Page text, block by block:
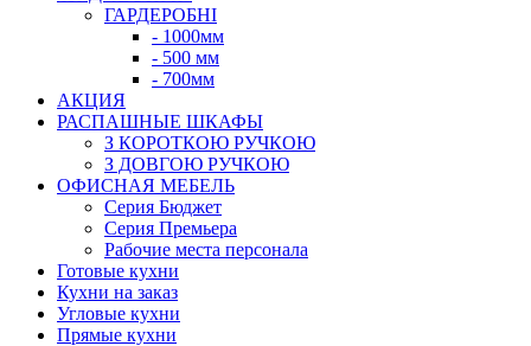
ГАРДЕРОБНІ
- 1000мм
- 500 мм
- 700мм
АКЦИЯ
РАСПАШНЫЕ ШКАФЫ
З КОРОТКОЮ РУЧКОЮ
З ДОВГОЮ РУЧКОЮ
ОФИСНАЯ МЕБЕЛЬ
Серия Бюджет
Серия Премьера
Рабочие места персонала
Готовые кухни
Кухни на заказ
Угловые кухни
Прямые кухни